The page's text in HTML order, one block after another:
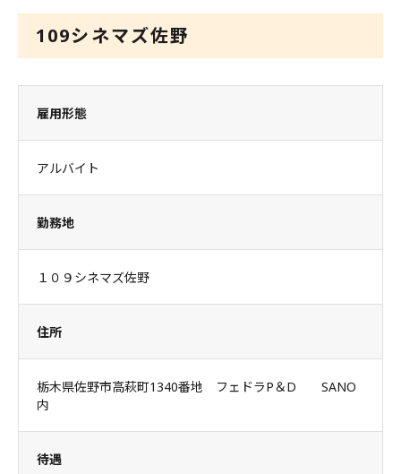
109シネマズ佐野
雇用形態
アルバイト
勤務地
１０９シネマズ佐野
住所
栃木県佐野市高萩町1340番地 フェドラP＆D SANO
内
待遇